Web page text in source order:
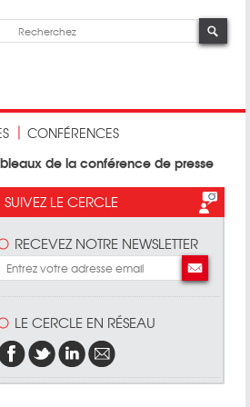
CONFÉRENCES
de la conférence de presse
SUIVEZ LE CERCLE
RECEVEZ NOTRE NEWSLETTER
LE CERCLE EN RÉSEAU